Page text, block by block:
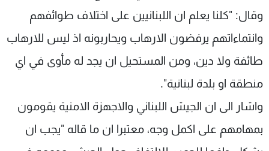
وقال: "كلنا يعلم ان اللبنانيين على اختلاف طوائفهم
وانتماءاتهم يرفضون الارهاب ويحاربونه اذ ليس للارهاب
طائفة ولا دين، ومن المستحيل ان يجد له مأوى في اي
منطقة او بلدة لبنانية".
واشار الى ان الجيش اللبناني والاجهزة الامنية يقومون
بمهامهم على اكمل وجه، معتبرا ان ما قاله "يجب ان